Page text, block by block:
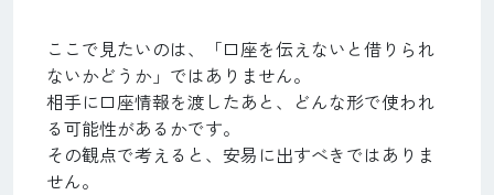
ここで見たいのは、「口座を伝えないと借りられ
ないかどうか」ではありません。
相手に口座情報を渡したあと、どんな形で使われ
る可能性があるかです。
その観点で考えると、安易に出すべきではありま
せん。